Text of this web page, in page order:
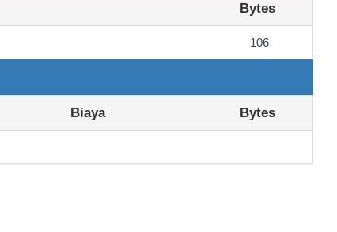
Bytes
106
Biaya Bytes